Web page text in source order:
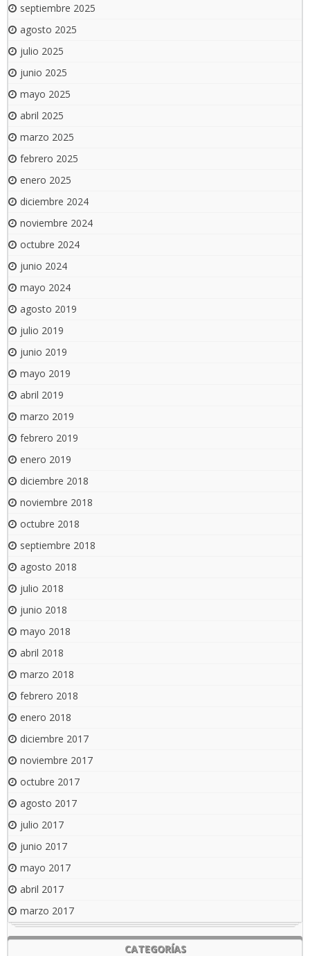
septiembre 2025
agosto 2025
julio 2025
junio 2025
mayo 2025
abril 2025
marzo 2025
febrero 2025
enero 2025
diciembre 2024
noviembre 2024
octubre 2024
junio 2024
mayo 2024
agosto 2019
julio 2019
junio 2019
mayo 2019
abril 2019
marzo 2019
febrero 2019
enero 2019
diciembre 2018
noviembre 2018
octubre 2018
septiembre 2018
agosto 2018
julio 2018
junio 2018
mayo 2018
abril 2018
marzo 2018
febrero 2018
enero 2018
diciembre 2017
noviembre 2017
octubre 2017
agosto 2017
julio 2017
junio 2017
mayo 2017
abril 2017
marzo 2017
CATEGORÍAS